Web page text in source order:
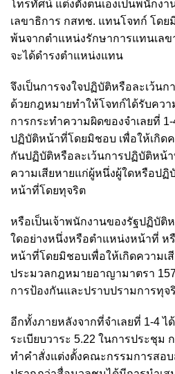
โทรทัศน์ แต่งตั้งตนเองเป็นพนักง
เลขาธิการ กสทช. แทนโจทก์ โดย
พ้นจากตำแหน่งรักษาการแทนเลข
จะได้ดำรงตำแหน่งแทน
จึงเป็นการจงใจปฏิบัติหรือละเว้น
ด้วยกฎหมายทำให้โจทก์ได้รับคว
การกระทำความผิดของจำเลยที่
ปฏิบัติหน้าที่โดยมิชอบ เพื่อให้เกิดค
กันปฏิบัติหรือละเว้นการปฏิบัติหน้
ความเสียหายแก่ผู้หนึ่งผู้ใดหรือปฏิ
หน้าที่โดยทุจริต
หรือเป็นเจ้าพนักงานของรัฐปฏิบัติ
ใดอย่างหนึ่งหรือตำแหน่งหน้าที่ ห
หน้าที่โดยมิชอบเพื่อให้เกิดความเ
ประมวลกฎหมายอาญามาตรา
การป้องกันและปราบปรามการทุจ
อีกทั้งภายหลังจากที่จำเลยที่ 1-4
ระเบียบวาระ 5.22 ในการประชุม
ทำคำสั่งแต่งตั้งคณะกรรมการสอ